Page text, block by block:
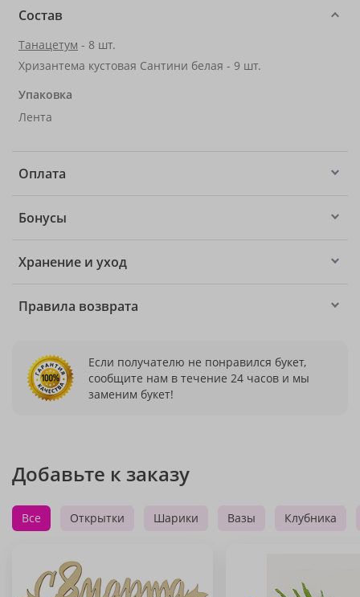
Состав
Танацетум - 8 шт.
Хризантема кустовая Сантини белая - 9 шт.
Упаковка
Лента
Оплата
Бонусы
Хранение и уход
Правила возврата
Если получателю не понравился букет,
сообщите нам в течение 24 часов и мы
заменим букет!
Добавьте к заказу
Все Открытки Шарики Вазы Клубника